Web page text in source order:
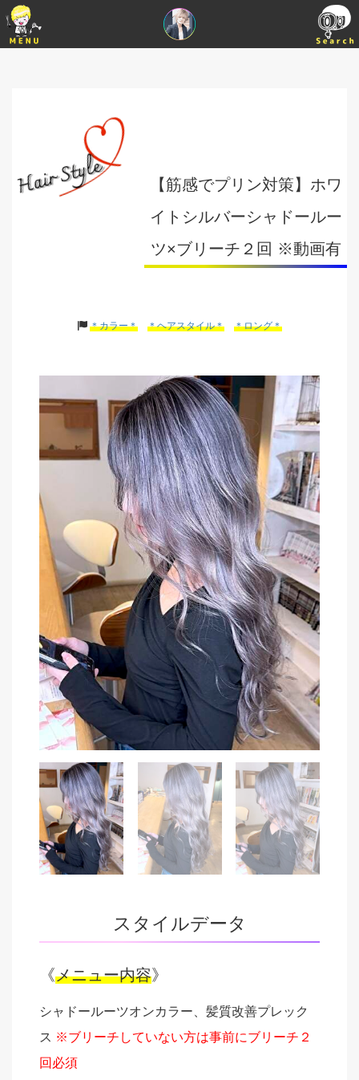
【筋感でプリン対策】ホワ
イトシルバーシャドールー
ツ×ブリーチ２回 ※動画有
＊カラー＊ ＊ヘアスタイル＊ ＊ロング＊
スタイルデータ
《メニュー内容》
シャドールーツオンカラー、髪質改善プレック
ス ※ブリーチしていない方は事前にブリーチ２
回必須